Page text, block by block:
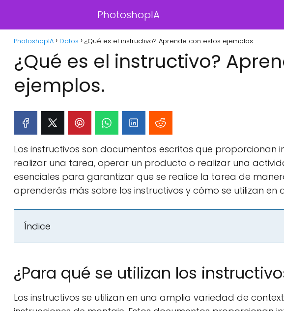
PhotoshopIA
PhotoshopIA Datos ¿Qué es el instructivo? Aprende con estos ejemplos.
¿Qué es el instructivo?
ejemplos.
Los instructivos son documentos escritos que
realizar una tarea, operar un producto o realizar una
esenciales para garantizar que se realice la tarea de
aprenderás más sobre los instructivos y cómo se utilizan en
Índice
¿Para qué se utilizan los
Los instructivos se utilizan en una amplia variedad de